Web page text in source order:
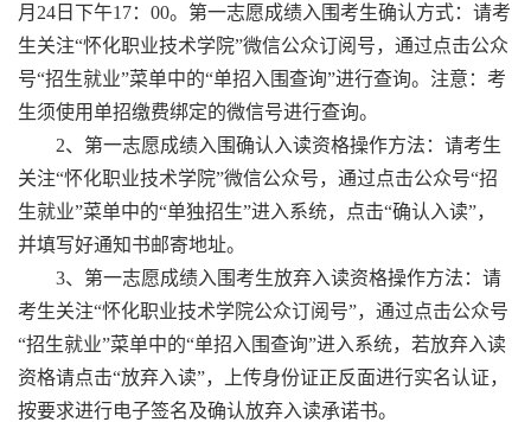
月24日下午17：00。第一志愿成绩入围考生确认方式：请考
生关注“怀化职业技术学院”微信公众订阅号，通过点击公众
号“招生就业”菜单中的“单招入围查询”进行查询。注意：考
生须使用单招缴费绑定的微信号进行查询。
2、第一志愿成绩入围确认入读资格操作方法：请考生
关注“怀化职业技术学院”微信公众号，通过点击公众号“招
生就业”菜单中的“单独招生”进入系统，点击“确认入读”，
并填写好通知书邮寄地址。
3、第一志愿成绩入围考生放弃入读资格操作方法：请
考生关注“怀化职业技术学院公众订阅号”，通过点击公众号
“招生就业”菜单中的“单招入围查询”进入系统，若放弃入读
资格请点击“放弃入读”，上传身份证正反面进行实名认证，
按要求进行电子签名及确认放弃入读承诺书。